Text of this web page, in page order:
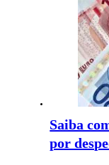
Saiba
por